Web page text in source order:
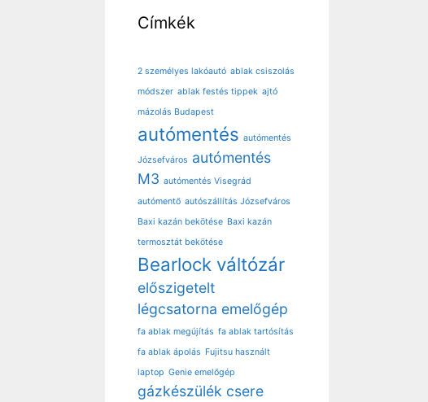
Címkék
2 személyes lakóautó ablak csiszolás
módszer ablak festés tippek ajtó
mázolás Budapest
autómentés autómentés
Józsefváros autómentés
M3 autómentés Visegrád
autómentő autószállítás Józsefváros
Baxi kazán bekötése Baxi kazán
termosztát bekötése
Bearlock váltózár
előszigetelt
légcsatorna emelőgép
fa ablak megújítás fa ablak tartósítás
fa ablak ápolás Fujitsu használt
laptop Genie emelőgép
gázkészülék csere